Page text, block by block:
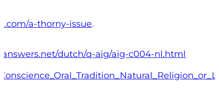
a-thorny-issue.
dutch/q-aig/aig-c004-nl.html